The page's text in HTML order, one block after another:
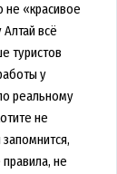
«красивое
всё
туристов
у
реальному
не
не